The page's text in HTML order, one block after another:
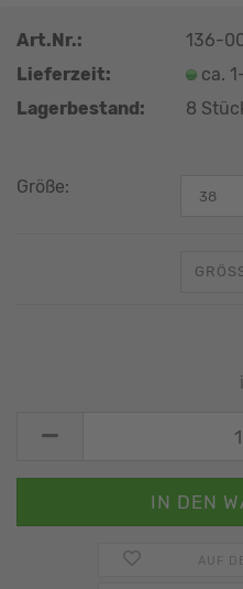
Art.Nr.:
136-
Lieferzeit:
ca.
Lagerbestand:
8
Größe:
AUF